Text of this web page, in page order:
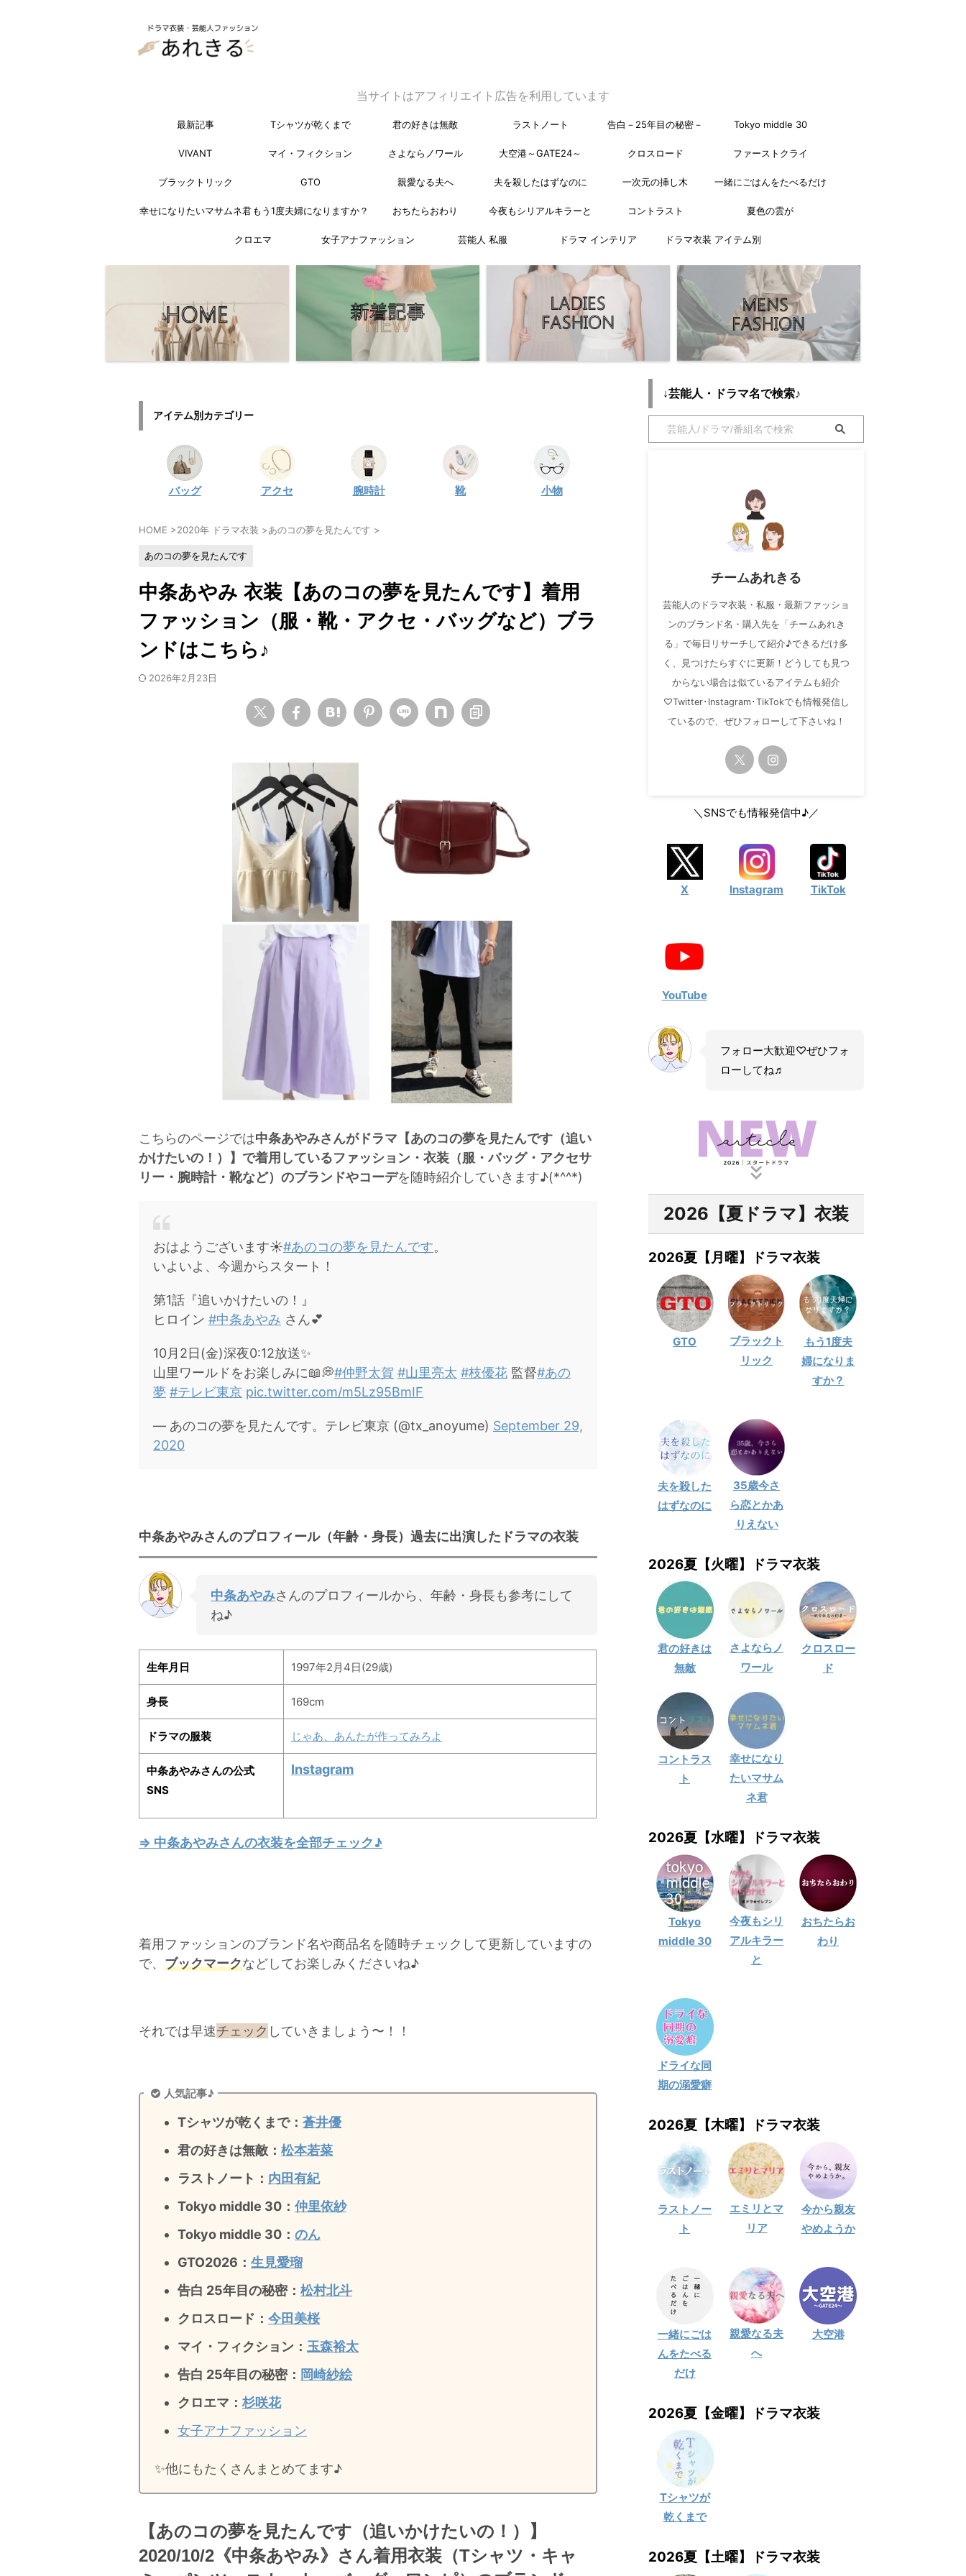
当サイトはアフィリエイト広告を利用しています
最新記事 Tシャツが乾くまで 君の好きは無敵 ラストノート 告白－25年目の秘密－ Tokyo middle 30
VIVANT マイ・フィクション さよならノワール 大空港～GATE24～ クロスロード ファーストクライ
ブラックトリック GTO 親愛なる夫へ 夫を殺したはずなのに 一次元の挿し木 一緒にごはんをたべるだけ
幸せになりたいマサムネ君 もう1度夫婦になりますか？ おちたらおわり 今夜もシリアルキラーと コントラスト 夏色の雲が
クロエマ 女子アナファッション 芸能人 私服 ドラマ インテリア ドラマ衣装 アイテム別
アイテム別カテゴリー
バッグ アクセ 腕時計 靴 小物
HOME >2020年 ドラマ衣装 >あのコの夢を見たんです >
あのコの夢を見たんです
中条あやみ 衣装【あのコの夢を見たんです】着用
ファッション（服・靴・アクセ・バッグなど）ブラ
ンドはこちら♪
2026年2月23日
こちらのページでは中条あやみさんがドラマ【あのコの夢を見たんです（追い
かけたいの！）】で着用しているファッション・衣装（服・バッグ・アクセサ
リー・腕時計・靴など）のブランドやコーデを随時紹介していきます♪(*^^*)
おはようございます☀#あのコの夢を見たんです。
いよいよ、今週からスタート！
第1話『追いかけたいの！』
ヒロイン #中条あやみ さん💕
10月2日(金)深夜0:12放送✨
山里ワールドをお楽しみに📖💭#仲野太賀 #山里亮太 #枝優花 監督#あの
夢 #テレビ東京 pic.twitter.com/m5Lz95BmIF
— あのコの夢を見たんです。テレビ東京 (@tx_anoyume) September 29,
2020
中条あやみさんのプロフィール（年齢・身長）過去に出演したドラマの衣装
中条あやみさんのプロフィールから、年齢・身長も参考にして
ね♪
生年月日 1997年2月4日(29歳)
身長 169cm
ドラマの服装 じゃあ、あんたが作ってみろよ
中条あやみさんの公式
SNS
Instagram
⇒ 中条あやみさんの衣装を全部チェック♪
着用ファッションのブランド名や商品名を随時チェックして更新していますの
で、 ブックマークなどしてお楽しみくださいね♪
それでは早速チェック していきましょう〜！！
人気記事♪
Tシャツが乾くまで： 蒼井優
君の好きは無敵 ： 松本若菜
ラストノート ： 内田有紀
Tokyo middle 30： 仲里依紗
Tokyo middle 30： のん
GTO2026： 生見愛瑠
告白 25年目の秘密： 松村北斗
クロスロード： 今田美桜
マイ・フィクション： 玉森裕太
告白 25年目の秘密： 岡崎紗絵
クロエマ： 杉咲花
女子アナファッション
✨️他にもたくさんまとめてます♪
【あのコの夢を見たんです（追いかけたいの！）】
2020/10/2《中条あやみ》さん着用衣装（Tシャツ・キャ
↓芸能人・ドラマ名で検索♪
チームあれきる
芸能人のドラマ衣装・私服・最新ファッショ
ンのブランド名・購入先を「チームあれき
る」で毎日リサーチして紹介♪できるだけ多
く、見つけたらすぐに更新！どうしても見つ
からない場合は似ているアイテムも紹介
♡Twitter･Instagram･TikTokでも情報発信し
ているので、ぜひフォローして下さいね！
＼SNSでも情報発信中♪／
X Instagram TikTok
YouTube
フォロー大歓迎♡ぜひフォ
ローしてね♬
2026【夏ドラマ】衣装
2026夏【月曜】ドラマ衣装
GTO
ブラックト
リック
もう1度夫
婦になりま
すか？
夫を殺した
はずなのに
35歳今さ
ら恋とかあ
りえない
2026夏【火曜】ドラマ衣装
君の好きは
無敵
さよならノ
ワール
クロスロー
ド
コントラス
ト
幸せになり
たいマサム
ネ君
2026夏【水曜】ドラマ衣装
Tokyo
middle 30
今夜もシリ
アルキラー
と
おちたらお
わり
ドライな同
期の溺愛癖
2026夏【木曜】ドラマ衣装
ラストノー
ト
エミリとマ
リア
今から親友
やめようか
一緒にごは
んをたべる
だけ
親愛なる夫
へ
大空港
2026夏【金曜】ドラマ衣装
Tシャツが
乾くまで
2026夏【土曜】ドラマ衣装